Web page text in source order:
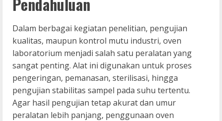
Dalam berbagai kegiatan penelitian, pengujian
kualitas, maupun kontrol mutu industri, oven
laboratorium menjadi salah satu peralatan yang
sangat penting. Alat ini digunakan untuk proses
pengeringan, pemanasan, sterilisasi, hingga
pengujian stabilitas sampel pada suhu tertentu.
Agar hasil pengujian tetap akurat dan umur
peralatan lebih panjang, penggunaan oven